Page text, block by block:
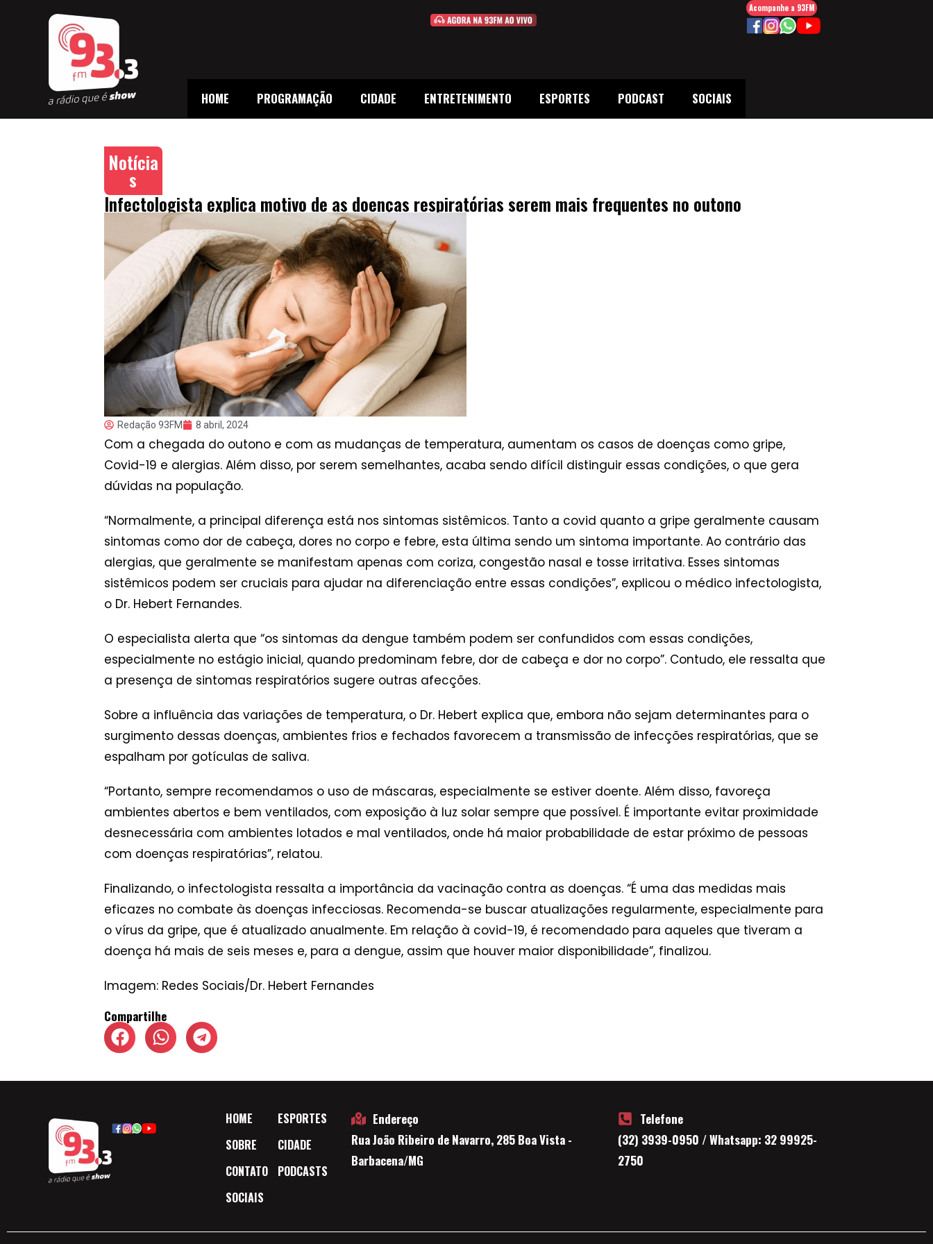
HOME PROGRAMAÇÃO CIDADE ENTRETENIMENTO ESPORTES PODCAST SOCIAIS
Acompanhe a 93FM
Notícia
s
Infectologista explica motivo de as doenças respiratórias serem mais frequentes no outono
Redação 93FM 8 abril, 2024
Com a chegada do outono e com as mudanças de temperatura, aumentam os casos de doenças como gripe,
Covid-19 e alergias. Além disso, por serem semelhantes, acaba sendo difícil distinguir essas condições, o que gera
dúvidas na população.
“Normalmente, a principal diferença está nos sintomas sistêmicos. Tanto a covid quanto a gripe geralmente causam
sintomas como dor de cabeça, dores no corpo e febre, esta última sendo um sintoma importante. Ao contrário das
alergias, que geralmente se manifestam apenas com coriza, congestão nasal e tosse irritativa. Esses sintomas
sistêmicos podem ser cruciais para ajudar na diferenciação entre essas condições”, explicou o médico infectologista,
o Dr. Hebert Fernandes.
O especialista alerta que “os sintomas da dengue também podem ser confundidos com essas condições,
especialmente no estágio inicial, quando predominam febre, dor de cabeça e dor no corpo”. Contudo, ele ressalta que
a presença de sintomas respiratórios sugere outras afecções.
Sobre a influência das variações de temperatura, o Dr. Hebert explica que, embora não sejam determinantes para o
surgimento dessas doenças, ambientes frios e fechados favorecem a transmissão de infecções respiratórias, que se
espalham por gotículas de saliva.
“Portanto, sempre recomendamos o uso de máscaras, especialmente se estiver doente. Além disso, favoreça
ambientes abertos e bem ventilados, com exposição à luz solar sempre que possível. É importante evitar proximidade
desnecessária com ambientes lotados e mal ventilados, onde há maior probabilidade de estar próximo de pessoas
com doenças respiratórias”, relatou.
Finalizando, o infectologista ressalta a importância da vacinação contra as doenças. “É uma das medidas mais
eficazes no combate às doenças infecciosas. Recomenda-se buscar atualizações regularmente, especialmente para
o vírus da gripe, que é atualizado anualmente. Em relação à covid-19, é recomendado para aqueles que tiveram a
doença há mais de seis meses e, para a dengue, assim que houver maior disponibilidade”, finalizou.
Imagem: Redes Sociais/Dr. Hebert Fernandes
Compartilhe
HOME
SOBRE
CONTATO
SOCIAIS
ESPORTES
CIDADE
PODCASTS
Endereço
Rua João Ribeiro de Navarro, 285 Boa Vista -
Barbacena/MG
Telefone
(32) 3939-0950 / Whatsapp: 32 99925-
2750